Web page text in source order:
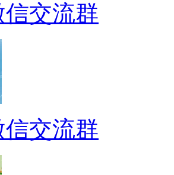
交流群
信交流群